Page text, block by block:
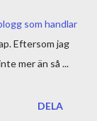
som handlar
Eftersom jag
mer än så ...
DELA